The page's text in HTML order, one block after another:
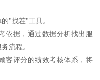
"找茬"工具。
依据，通过数据分析找出服
流程。
客评分的绩效考核体系，将